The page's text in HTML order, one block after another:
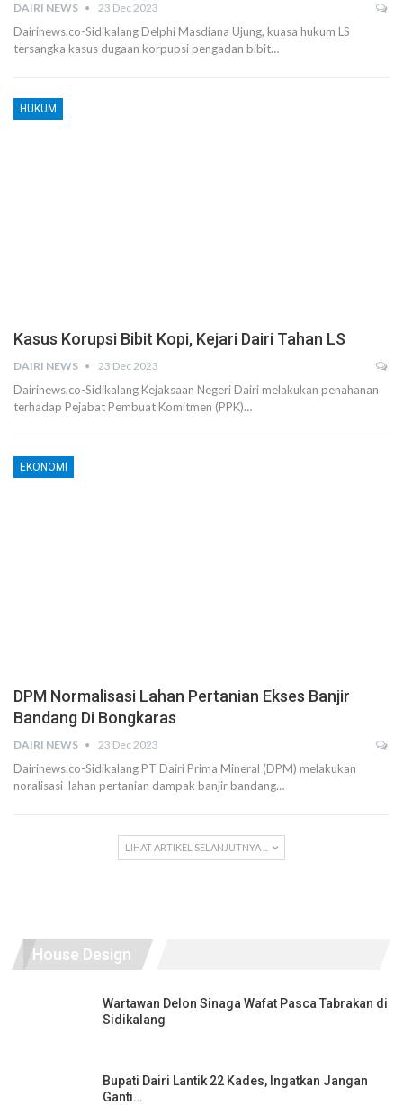
DAIRI NEWS 23 Dec 2023
Dairinews.co-Sidikalang Delphi Masdiana Ujung, kuasa hukum LS
tersangka kasus dugaan korpupsi pengadan bibit…
HUKUM
Kasus Korupsi Bibit Kopi, Kejari Dairi Tahan LS
DAIRI NEWS 23 Dec 2023
Dairinews.co-Sidikalang Kejaksaan Negeri Dairi melakukan penahanan
terhadap Pejabat Pembuat Komitmen (PPK)…
EKONOMI
DPM Normalisasi Lahan Pertanian Ekses Banjir
Bandang Di Bongkaras
DAIRI NEWS 23 Dec 2023
Dairinews.co-Sidikalang PT Dairi Prima Mineral (DPM) melakukan
noralisasi lahan pertanian dampak banjir bandang…
LIHAT ARTIKEL SELANJUTNYA ...
House Design
Wartawan Delon Sinaga Wafat Pasca Tabrakan di
Sidikalang
Bupati Dairi Lantik 22 Kades, Ingatkan Jangan
Ganti…